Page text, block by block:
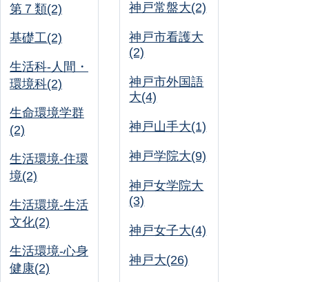
第７類(2)
基礎工(2)
生活科-人間・
環境科(2)
生命環境学群
(2)
生活環境-住環
境(2)
生活環境-生活
文化(2)
生活環境-心身
健康(2)
神戸常盤大(2)
神戸市看護大
(2)
神戸市外国語
大(4)
神戸山手大(1)
神戸学院大(9)
神戸女学院大
(3)
神戸女子大(4)
神戸大(26)